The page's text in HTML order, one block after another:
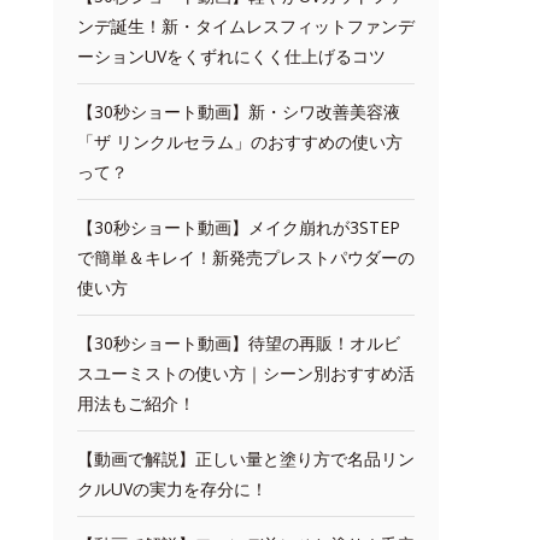
ンデ誕生！新・タイムレスフィットファンデ
ーションUVをくずれにくく仕上げるコツ
【30秒ショート動画】新・シワ改善美容液
「ザ リンクルセラム」のおすすめの使い方
って？
【30秒ショート動画】メイク崩れが3STEP
で簡単＆キレイ！新発売プレストパウダーの
使い方
【30秒ショート動画】待望の再販！オルビ
スユーミストの使い方｜シーン別おすすめ活
用法もご紹介！
【動画で解説】正しい量と塗り方で名品リン
クルUVの実力を存分に！